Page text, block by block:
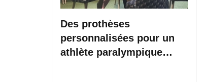
Des prothèses
personnalisées pour un
athlète paralympique